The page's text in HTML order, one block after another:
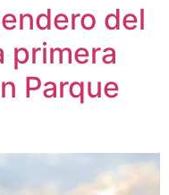
del
primera
Parque